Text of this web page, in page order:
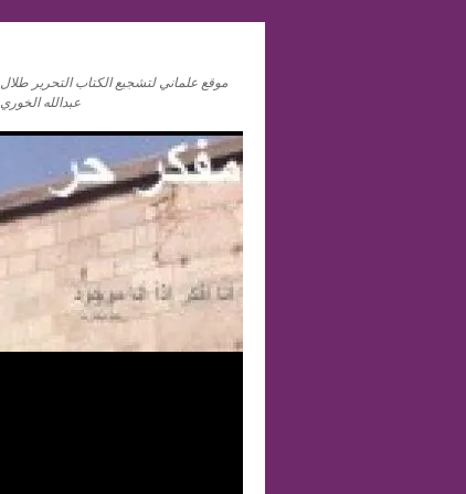
موقع علماني لتشجيع الكتاب التحرير طلال
عبدالله الخوري